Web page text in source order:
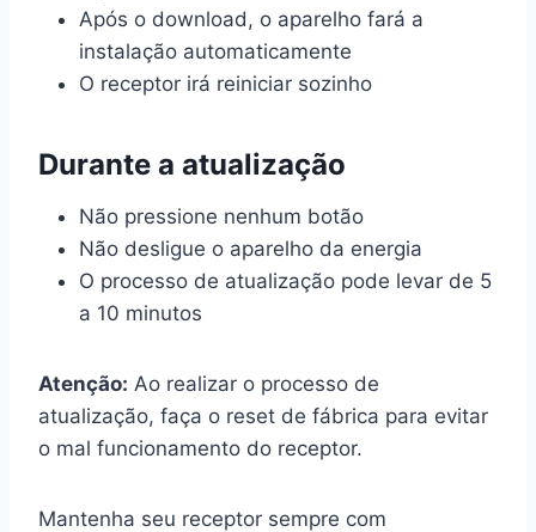
Após o download, o aparelho fará a
instalação automaticamente
O receptor irá reiniciar sozinho
Durante a atualização
Não pressione nenhum botão
Não desligue o aparelho da energia
O processo de atualização pode levar de 5
a 10 minutos
Atenção: Ao realizar o processo de
atualização, faça o reset de fábrica para evitar
o mal funcionamento do receptor.
Mantenha seu receptor sempre com